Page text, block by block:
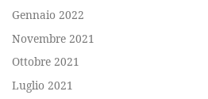
Gennaio 2022
Novembre 2021
Ottobre 2021
Luglio 2021